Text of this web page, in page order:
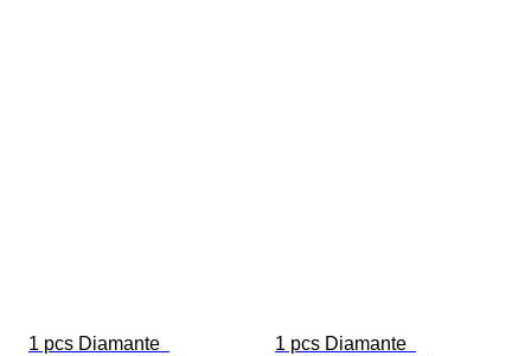
1 pcs Diamante
1 pcs Diamante